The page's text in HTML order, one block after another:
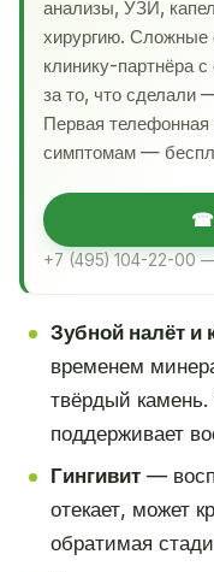
анализы, УЗИ,
хирургию. Сложные
клинику-партнёра
за то, что сделали
Первая телефонная
симптомам —
☎
+7 (495) 104-22-00 —
Зубной налёт и
временем
твёрдый
поддерживает
Гингивит—
отекает, может
обратимая